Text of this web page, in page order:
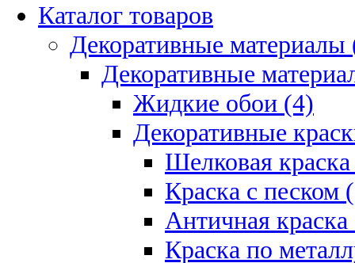
Каталог товаров
Декоративные материалы
Декоративные
Жидкие обои (4)
Декоративные
Шелковая
Краска с песком
Античная
Краска по